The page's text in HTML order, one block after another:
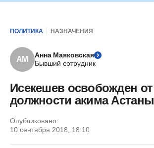
ПОЛИТИКА НАЗНАЧЕНИЯ
АМ
Анна Маяковская
Бывший сотрудник
Исекешев освобожден от
должности акима Астаны
Опубликовано:
10 сентября 2018, 18:10